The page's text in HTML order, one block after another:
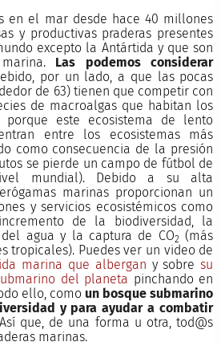
en el mar desde hace 40 millones
y productivas praderas presentes
excepto la Antártida y que son
Las podemos considerar
por un lado, a que las pocas
de 63) tienen que competir con
de macroalgas que habitan los
porque este ecosistema de lento
entre los ecosistemas más
como consecuencia de la presión
se pierde un campo de fútbol de
mundial). Debido a su alta
marinas proporcionan un
y servicios ecosistémicos como
de la biodiversidad, la
agua y la captura de CO2 (más
tropicales). Puedes ver un video de
marina que albergan y sobresu
del planeta pinchando en
ello, como un bosque submarino
y para ayudar a combatir
Así que, de una forma u otra, tod@s
marinas.